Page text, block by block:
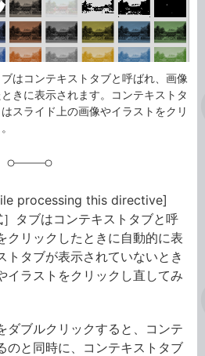
ブはコンテキストタブと呼ばれ、画像
きに表示されます。コンテキストタ
スライド上の画像やイラストをクリ
processing this directive]
］タブはコンテキストタブと呼
クリックしたときに自動的に表
トタブが表示されていないとき
イラストをクリックし直してみ
ダブルクリックすると、コンテ
のと同時に、コンテキストタブ